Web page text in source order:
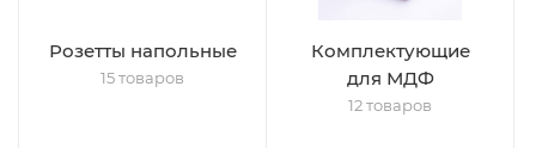
Розетты напольные
15 товаров
Комплектующие
для МДФ
12 товаров